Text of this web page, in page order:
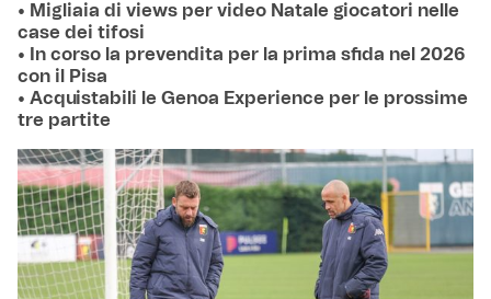
• Migliaia di views per video Natale giocatori nelle
case dei tifosi
• In corso la prevendita per la prima sfida nel 2026
con il Pisa
• Acquistabili le Genoa Experience per le prossime
tre partite